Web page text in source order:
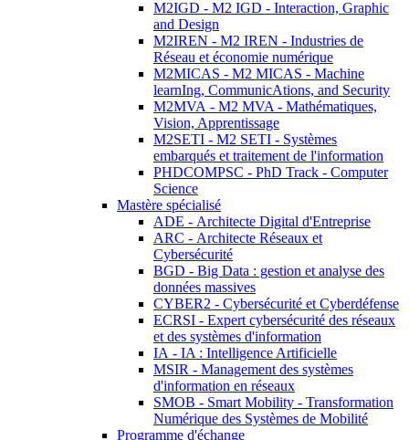
M2IGD - M2 IGD - Interaction, Graphic
and Design
M2IREN - M2 IREN - Industries de
Réseau et économie numérique
M2MICAS - M2 MICAS - Machine
learnIng, CommunicAtions, and Security
M2MVA - M2 MVA - Mathématiques,
Vision, Apprentissage
M2SETI - M2 SETI - Systèmes
embarqués et traitement de l'information
PHDCOMPSC - PhD Track - Computer
Science
Mastère spécialisé
ADE - Architecte Digital d'Entreprise
ARC - Architecte Réseaux et
Cybersécurité
BGD - Big Data : gestion et analyse des
données massives
CYBER2 - Cybersécurité et Cyberdéfense
ECRSI - Expert cybersécurité des réseaux
et des systèmes d'information
IA - IA : Intelligence Artificielle
MSIR - Management des systèmes
d'information en réseaux
SMOB - Smart Mobility - Transformation
Numérique des Systèmes de Mobilité
Programme d'échange